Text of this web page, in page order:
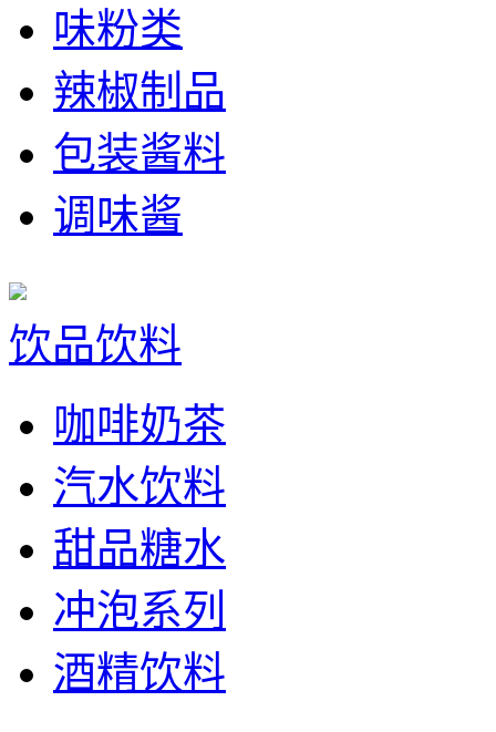
味粉类
辣椒制品
包装酱料
调味酱
饮品饮料
咖啡奶茶
汽水饮料
甜品糖水
冲泡系列
酒精饮料